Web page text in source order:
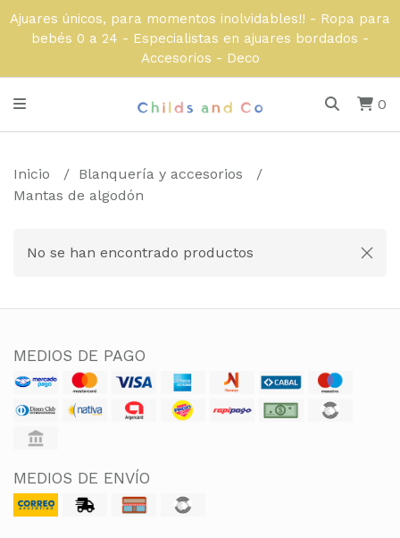
Ajuares únicos, para momentos inolvidables!! - Ropa para
bebés 0 a 24 - Especialistas en ajuares bordados -
Accesorios - Deco
0
Inicio
Blanquería y accesorios
Mantas de algodón
No se han encontrado productos
MEDIOS DE PAGO
MEDIOS DE ENVÍO